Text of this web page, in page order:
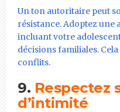
Un ton autoritaire peut
résistance. Adoptez une
incluant votre
décisions familiales.
conflits.
9. Respectez
d’intimité